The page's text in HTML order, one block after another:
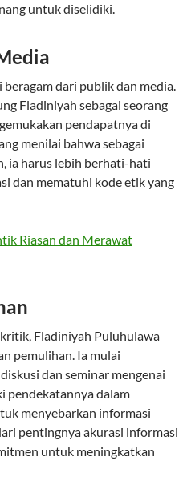
untuk diselidiki.
dari publik dan media.
Fladiniyah sebagai seorang
pendapatnya di
menilai bahwa sebagai
ia harus lebih berhati-hati
dan mematuhi kode etik yang
Riasan dan Merawat
Fladiniyah Puluhulawa
pemulihan. Ia mulai
dan seminar mengenai
pendekatannya dalam
menyebarkan informasi
pentingnya akurasi informasi
untuk meningkatkan